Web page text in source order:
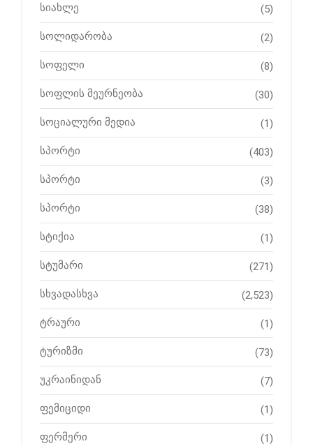
სიახლე (5)
სოლიდარობა (2)
სოფელი (8)
სოფლის მეურნეობა (30)
სოციალური მედია (1)
სპორტი (403)
სპორტი (3)
სპორტი (38)
სტიქია (1)
სტუმარი (271)
სხვადასხვა (2,523)
ტრაური (1)
ტურიზმი (73)
უკრაინიდან (7)
ფემიციდი (1)
ფერმერი (1)